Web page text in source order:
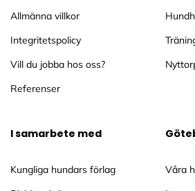
Allmänna villkor
Integritetspolicy
Vill du jobba hos oss?
Referenser
I samarbete med
Kungliga hundars förlag
Våra